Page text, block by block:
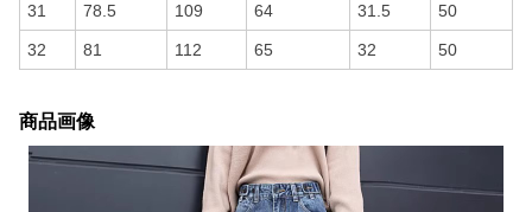
31 78.5 109 64 31.5 50
32 81 112 65 32 50
商品画像